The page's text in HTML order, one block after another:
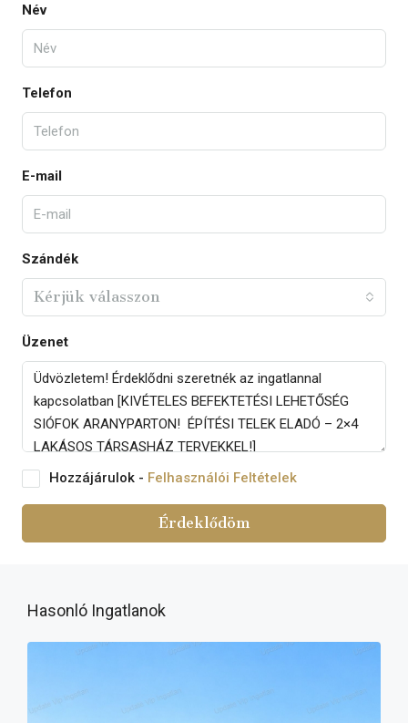
Név
Telefon
E-mail
Szándék
Kérjük válasszon
Üzenet
Hozzájárulok - Felhasználói Feltételek
Érdeklődöm
Hasonló Ingatlanok